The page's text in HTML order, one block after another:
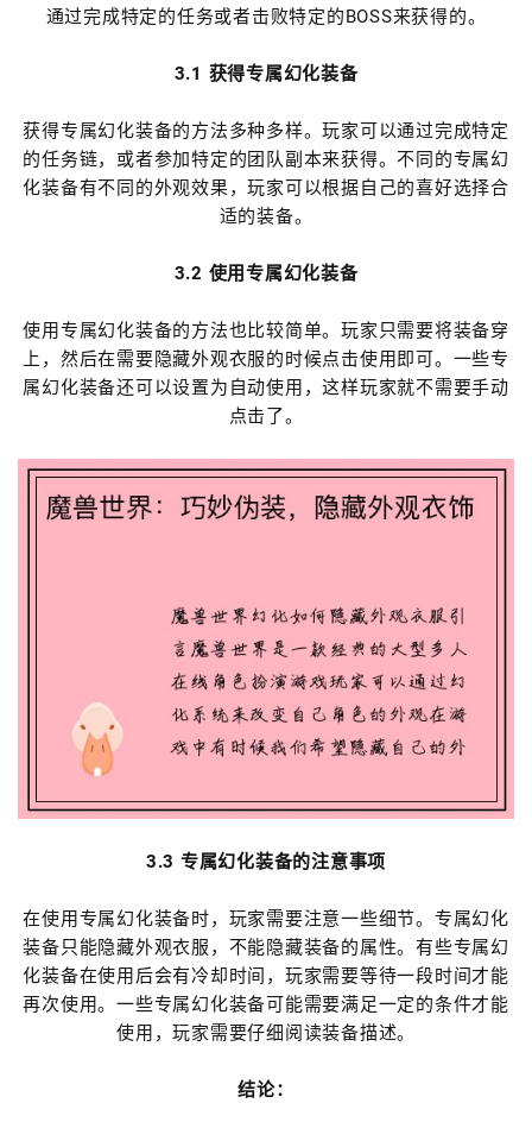
通过完成特定的任务或者击败特定的BOSS来获得的。
3.1 获得专属幻化装备
获得专属幻化装备的方法多种多样。玩家可以通过完成特定
的任务链，或者参加特定的团队副本来获得。不同的专属幻
化装备有不同的外观效果，玩家可以根据自己的喜好选择合
适的装备。
3.2 使用专属幻化装备
使用专属幻化装备的方法也比较简单。玩家只需要将装备穿
上，然后在需要隐藏外观衣服的时候点击使用即可。一些专
属幻化装备还可以设置为自动使用，这样玩家就不需要手动
点击了。
3.3 专属幻化装备的注意事项
在使用专属幻化装备时，玩家需要注意一些细节。专属幻化
装备只能隐藏外观衣服，不能隐藏装备的属性。有些专属幻
化装备在使用后会有冷却时间，玩家需要等待一段时间才能
再次使用。一些专属幻化装备可能需要满足一定的条件才能
使用，玩家需要仔细阅读装备描述。
结论：